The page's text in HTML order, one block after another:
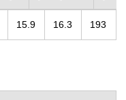
15.9 16.3 193